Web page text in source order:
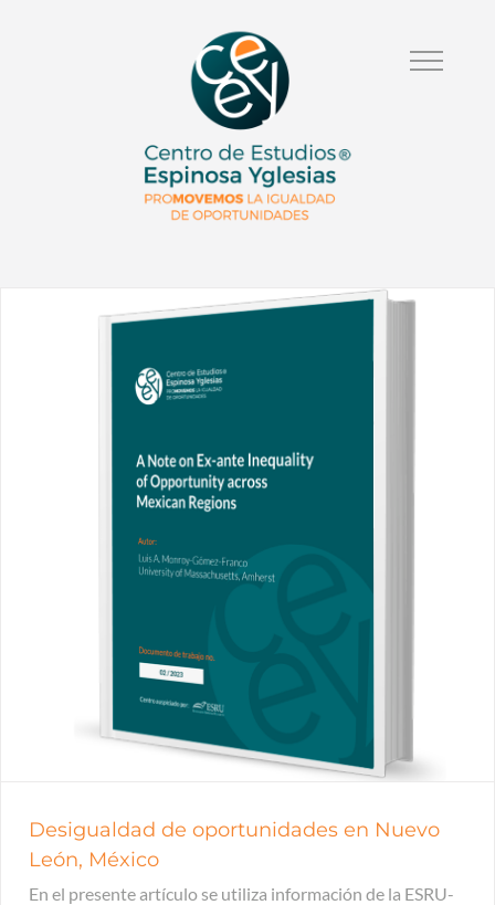
Desigualdad de oportunidades en Nuevo
León, México
En el presente artículo se utiliza información de la ESRU-